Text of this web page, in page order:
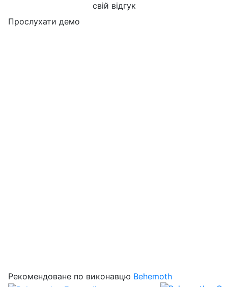
свій відгук
Прослухати демо
Рекомендоване по виконавцю Behemoth